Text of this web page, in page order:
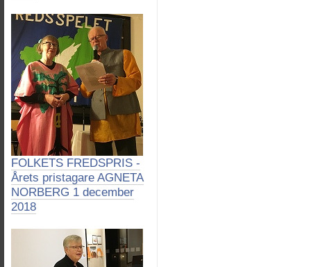
FOLKETS FREDSPRIS -
Årets pristagare AGNETA
NORBERG 1 december
2018